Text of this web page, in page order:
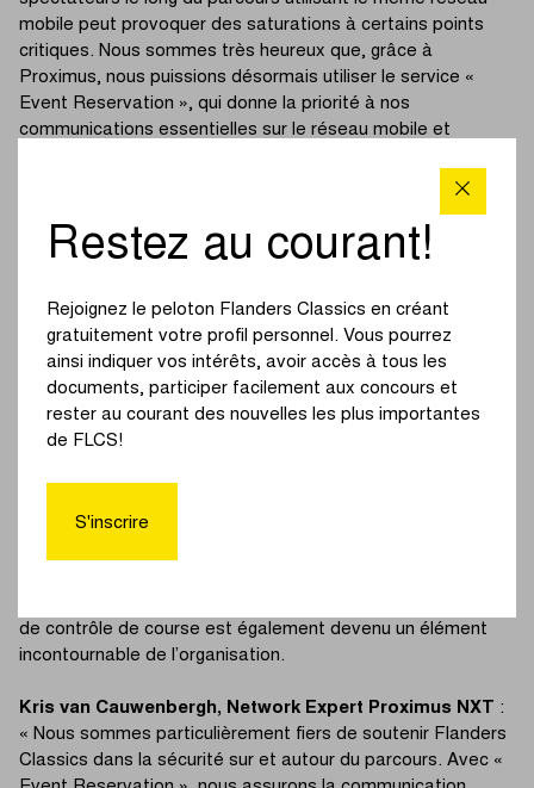
mobile peut provoquer des saturations à certains points
critiques. Nous sommes très heureux que, grâce à
Proximus, nous puissions désormais utiliser le service «
Event Reservation », qui donne la priorité à nos
communications essentielles sur le réseau mobile et
le réseau 4G. Cette application permet de réserver une
partie de la capacité du réseau disponible pour les
utilisée avec succès lors du Circuit le Nieuwsblad, In
Flanders Fields – From Middelkerke to Wevelgem et À
Travers la Flandre, et sera également déployée lors du
Tour des Flandres, Grand Prix de l'Escaut et de La Flèche
Brabançonne.
stratégie de sécurité étape par étape. L’intégration du
de contrôle de course est également devenu un élément
incontournable de l’organisation.
Kris van Cauwenbergh, Network Expert Proximus NXT
:
« Nous sommes particulièrement fiers de soutenir Flanders
Classics dans la sécurité sur et autour du parcours. Avec «
Restez au courant!
Rejoignez le peloton Flanders Classics en créant
gratuitement votre profil personnel. Vous pourrez
ainsi indiquer vos intérêts, avoir accès à tous les
documents, participer facilement aux concours et
rester au courant des nouvelles les plus importantes
de FLCS!
S'inscrire